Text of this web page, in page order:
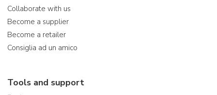
Collaborate with us
Become a supplier
Become a retailer
Consiglia ad un amico
Tools and support